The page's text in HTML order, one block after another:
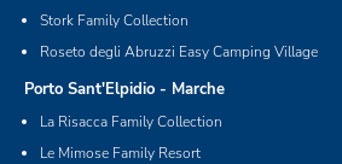
Stork Family Collection
Roseto degli Abruzzi Easy Camping Village
Porto Sant'Elpidio - Marche
La Risacca Family Collection
Le Mimose Family Resort